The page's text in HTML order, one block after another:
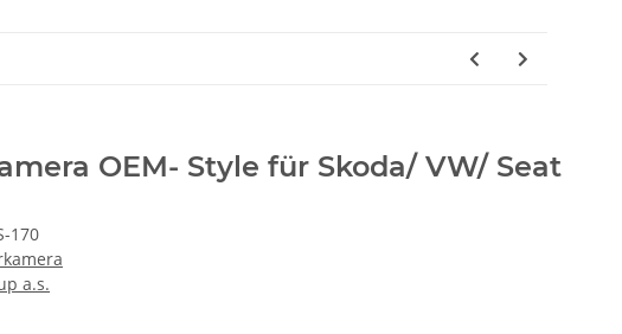
OEM- Style für Skoda/ VW/ Seat
170
a.s.